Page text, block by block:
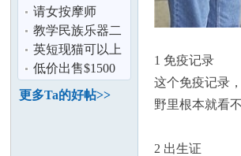
生宝宝模特
downtown公寓分
租
请女按摩师
教学民族乐器二
胡
英短现猫可以上
门看
低价出售$1500
买回来的边牧公
更多Ta的好帖>>
1 免疫记录
这个免疫记录
野里根本就看
2 出生证